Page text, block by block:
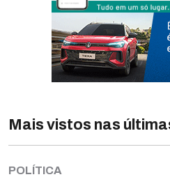
Mais vistos nas
POLÍTICA